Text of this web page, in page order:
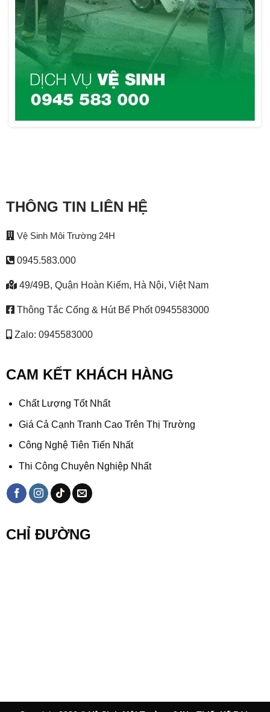
THÔNG TIN LIÊN HỆ
Vệ Sinh Môi Trường 24H
0945.583.000
49/49B, Quận Hoàn Kiếm, Hà Nội, Việt Nam
Thông Tắc Cống & Hút Bể Phốt 0945583000
Zalo: 0945583000
CAM KẾT KHÁCH HÀNG
Chất Lượng Tốt Nhất
Giá Cả Cạnh Tranh Cao Trên Thị Trường
Công Nghệ Tiên Tiến Nhất
Thi Công Chuyên Nghiệp Nhất
CHỈ ĐƯỜNG